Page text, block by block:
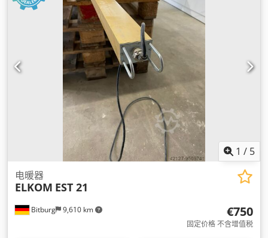
1 / 5
Bitburg 9,610 km
电暖器
ELKOM EST 21
€750
固定价格 不含增值税